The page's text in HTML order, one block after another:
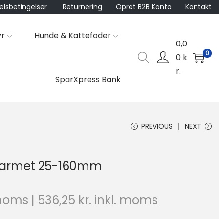
Returnering Opret B2B Konto Kontakt
Hunde & Kattefoder
SparXpress Bank
0,0
0 k
r.
0
PREVIOUS NEXT
25-160mm
| 536,25 kr. inkl. moms